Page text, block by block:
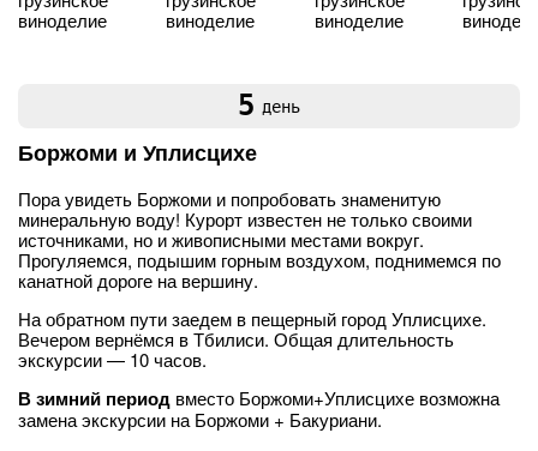
5 день
Боржоми и Уплисцихе
Пора увидеть Боржоми и попробовать знаменитую
минеральную воду! Курорт известен не только своими
источниками, но и живописными местами вокруг.
Прогуляемся, подышим горным воздухом, поднимемся по
канатной дороге на вершину.
На обратном пути заедем в пещерный город Уплисцихе.
Вечером вернёмся в Тбилиси. Общая длительность
экскурсии — 10 часов.
В зимний период вместо Боржоми+Уплисцихе возможна
замена экскурсии на Боржоми + Бакуриани.